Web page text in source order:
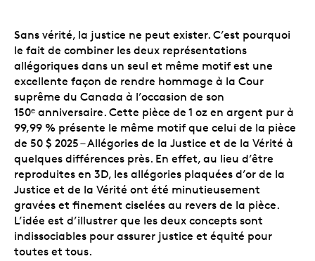
Sans vérité, la justice ne peut exister. C’est pourquoi
le fait de combiner les deux représentations
allégoriques dans un seul et même motif est une
excellente façon de rendre hommage à la Cour
suprême du Canada à l’occasion de son
150ᵉ anniversaire. Cette pièce de 1 oz en argent pur à
99,99 % présente le même motif que celui de la pièce
de 50 $ 2025 – Allégories de la Justice et de la Vérité à
quelques différences près. En effet, au lieu d’être
reproduites en 3D, les allégories plaquées d’or de la
Justice et de la Vérité ont été minutieusement
gravées et finement ciselées au revers de la pièce.
L’idée est d’illustrer que les deux concepts sont
indissociables pour assurer justice et équité pour
toutes et tous.